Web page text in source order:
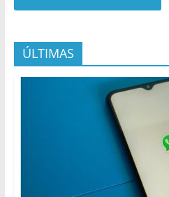
ÚLTIMAS